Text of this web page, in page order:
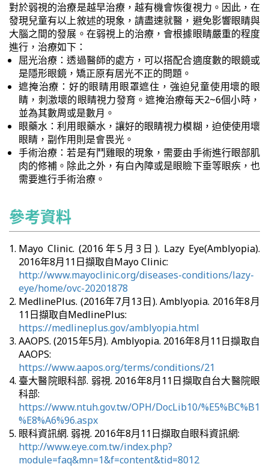
對於弱視的治療是越早治療，越有機會恢復視力。因此，在
發現兒童有以上敘述的現象，請盡速就醫，避免影響眼睛與
大腦之間的發展。在弱視上的治療，會根據眼睛嚴重的程度
進行，治療如下：
屈光治療：透過醫師的處方，可以搭配合適度數的眼鏡或
是隱形眼鏡，矯正原有居光不正的問題。
遮掩治療：好的眼睛用眼罩遮住，強迫兒童使用壞的眼
睛，刺激壞的眼睛視力發育。遮掩治療每天2~6個小時，
並為其數周或是數月。
眼藥水：利用眼藥水，讓好的眼睛視力模糊，迫使使用壞
眼睛，副作用則是會畏光。
手術治療：若是有鬥雞眼的現象，需要由手術進行眼部肌
肉的修補。除此之外，有白內障或是眼瞼下垂等眼疾，也
需要進行手術治療。
參考資料
Mayo Clinic. (2016年5月3日). Lazy Eye(Amblyopia).
2016年8月11日擷取自Mayo Clinic:
http://www.mayoclinic.org/diseases-conditions/lazy-
eye/home/ovc-20201878
MedlinePlus. (2016年7月13日). Amblyopia. 2016年8月
11日擷取自MedlinePlus:
https://medlineplus.gov/amblyopia.html
AAOPS. (2015年5月). Amblyopia. 2016年8月11日擷取自
AAOPS:
https://www.aapos.org/terms/conditions/21
臺大醫院眼科部. 弱視. 2016年8月11日擷取自台大醫院眼
科部:
https://www.ntuh.gov.tw/OPH/DocLib10/%E5%BC%B1
%E8%A6%96.aspx
眼科資訊網. 弱視. 2016年8月11日擷取自眼科資訊網:
http://www.eye.com.tw/index.php?
module=faq&mn=1&f=content&tid=8012